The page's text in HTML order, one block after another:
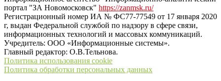
портал "ЗА Новомосковск" https://zanmsk.ru/
Регистрационный номер ИА № ФС77-77549 от 17 января 2020
г, выдан Федеральной службой по надзору в сфере связи,
информационных технологий и массовых коммуникаций.
Учредитель: ООО «Информационные системы».
Главный редактор: О.В.Тельнова.
Политика использования cookie
Политика обработки персональных данных